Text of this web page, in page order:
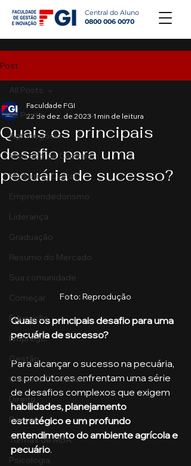
Central do Aluno
0800 006 0070
Post
All Posts
Agronegócio
Mercado de Capitais
Marketing Digital
Empreendedorismo
Liderança
Graduação
Resumo do Mercado
Sua comunidade
Começar
Educação
Emprego
Gestão
Ciências Contábeis
Direito
Bancos
Turmas de MBA
Psicologia
All Posts
Quais os principais
desafio para uma
pecuária de sucesso?
Faculdade FGI
22 de dez. de 2023 1 min de leitura
Foto: Reprodução
Quais os principais desafio para uma
pecuária de sucesso?
Para alcançar o sucesso na pecuária,
os produtores enfrentam uma série
de desafios complexos que exigem
habilidades, planejamento
estratégico e um profundo
entendimento do ambiente agrícola e
pecuário.